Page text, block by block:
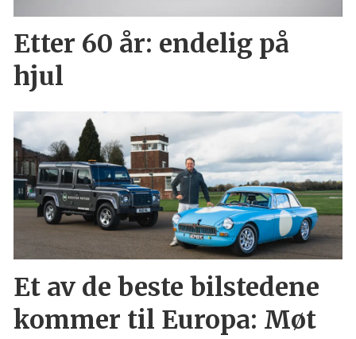
Etter 60 år: endelig på
hjul
Et av de beste bilstedene
kommer til Europa: Møt